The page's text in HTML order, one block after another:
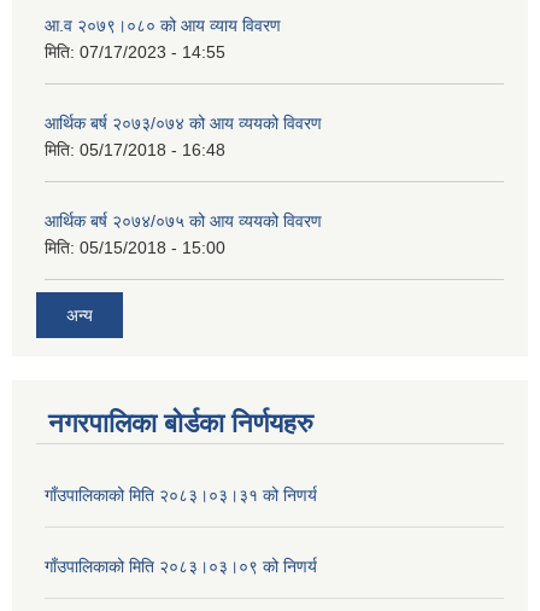
आ.व २०७९।०८० को आय व्याय विवरण
मिति: 07/17/2023 - 14:55
आर्थिक बर्ष २०७३/०७४ को आय व्ययको विवरण
मिति: 05/17/2018 - 16:48
आर्थिक बर्ष २०७४/०७५ को आय व्ययको विवरण
मिति: 05/15/2018 - 15:00
अन्य
नगरपालिका बोर्डका निर्णयहरु
गाँउपालिकाको मिति २०८३।०३।३१ को निणर्य
गाँउपालिकाको मिति २०८३।०३।०९ को निणर्य